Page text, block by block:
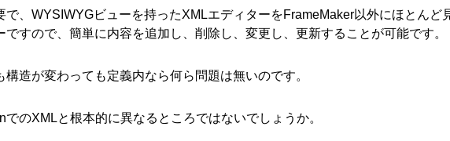
で、WYSIWYGビューを持ったXMLエディターをFrameMaker以外にほとんど
ですので、簡単に内容を追加し、削除し、変更し、更新することが可能です。
造が変わっても定義内なら何ら問題は無いのです。
でのXMLと根本的に異なるところではないでしょうか。